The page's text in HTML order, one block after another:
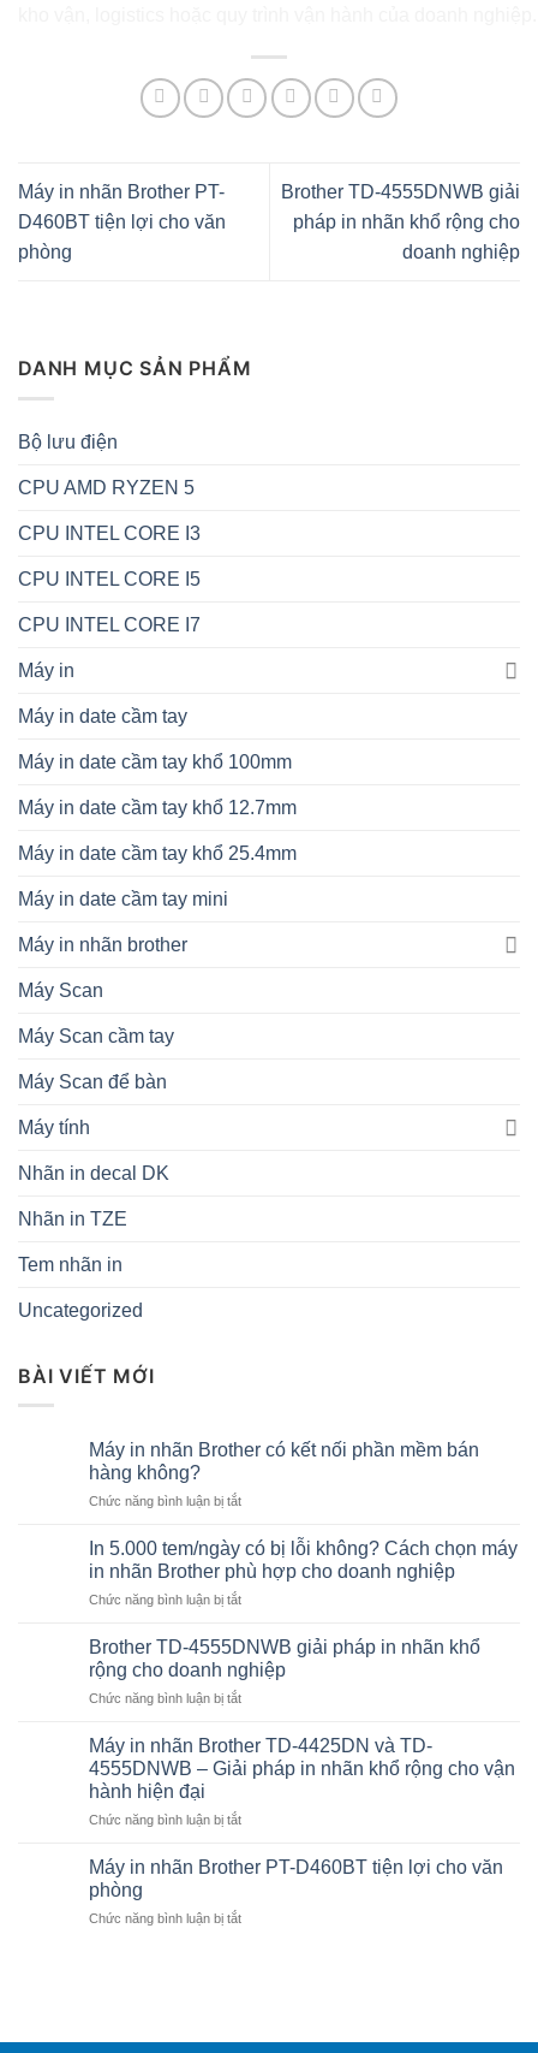
Máy in nhãn Brother PT-
D460BT tiện lợi cho văn
phòng
Brother TD-4555DNWB giải
pháp in nhãn khổ rộng cho
doanh nghiệp
DANH MỤC SẢN PHẨM
Bộ lưu điện
CPU AMD RYZEN 5
CPU INTEL CORE I3
CPU INTEL CORE I5
CPU INTEL CORE I7
Máy in
Máy in date cầm tay
Máy in date cầm tay khổ 100mm
Máy in date cầm tay khổ 12.7mm
Máy in date cầm tay khổ 25.4mm
Máy in date cầm tay mini
Máy in nhãn brother
Máy Scan
Máy Scan cầm tay
Máy Scan để bàn
Máy tính
Nhãn in decal DK
Nhãn in TZE
Tem nhãn in
Uncategorized
BÀI VIẾT MỚI
Máy in nhãn Brother có kết nối phần mềm bán
hàng không?
Chức năng bình luận bị tắtở
nhãn
Brother
có
nối
phần
mềm
bán
không?
In 5.000 tem/ngày có bị lỗi không? Cách chọn máy
in nhãn Brother phù hợp cho doanh nghiệp
Chức năng bình luận bị tắtở
5.000
tem/ngày
có
bị
không?
Cách
chọn
in
Brother
cho
Brother TD-4555DNWB giải pháp in nhãn khổ
rộng cho doanh nghiệp
Chức năng bình luận bị tắtở
4555DNWB
giải
in
khổ
doanh
Máy in nhãn Brother TD-4425DN và TD-
4555DNWB – Giải pháp in nhãn khổ rộng cho vận
hành hiện đại
Chức năng bình luận bị tắtở
TD-
Giải
Máy in nhãn Brother PT-D460BT tiện lợi cho văn
phòng
Chức năng bình luận bị tắtở
D460BT